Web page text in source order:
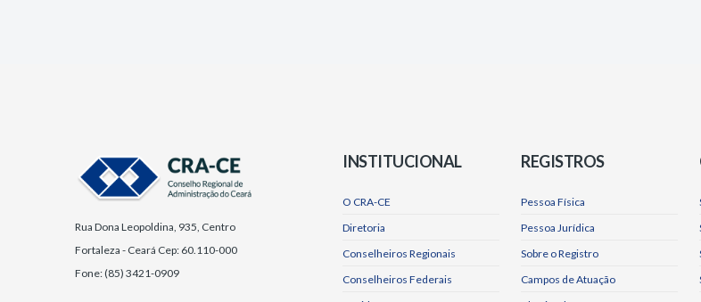
Rua Dona Leopoldina, 935, Centro
Fortaleza - Ceará Cep: 60.110-000
Fone: (85) 3421-0909
INSTITUCIONAL
O CRA-CE
Diretoria
Conselheiros Regionais
Conselheiros Federais
REGISTROS
Pessoa Física
Pessoa Jurídica
Sobre o Registro
Campos de Atuação